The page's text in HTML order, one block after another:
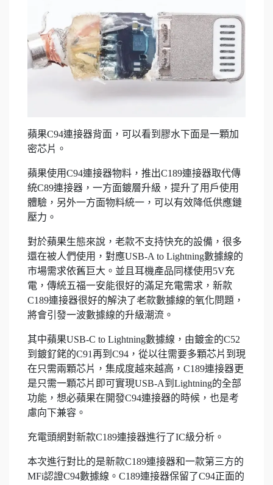
蘋果C94連接器背面，可以看到膠水下面是一顆加
密芯片。
蘋果使用C94連接器物料，推出C189連接器取代傳
統C89連接器，一方面鍍層升級，提升了用戶使用
體驗，另外一方面物料統一，可以有效降低供應鏈
壓力。
對於蘋果生態來說，老款不支持快充的設備，很多
還在被人們使用，對應USB-A to Lightning數據線的
市場需求依舊巨大。並且耳機產品同樣使用5V充
電，傳統五福一安能很好的滿足充電需求，新款
C189連接器很好的解決了老款數據線的氧化問題，
將會引發一波數據線的升級潮流。
其中蘋果USB-C to Lightning數據線，由鍍金的C52
到鍍釕銠的C91再到C94，從以往需要多顆芯片到現
在只需兩顆芯片，集成度越來越高，C189連接器更
是只需一顆芯片即可實現USB-A到Lightning的全部
功能，想必蘋果在開發C94連接器的時候，也是考
慮向下兼容。
充電頭網對新款C189連接器進行了IC級分析。
本次進行對比的是新款C189連接器和一款第三方的
MFi認證C94數據線。C189連接器保留了C94正面的